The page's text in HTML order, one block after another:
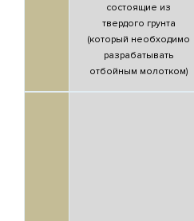
состоящие из
твердого грунта
(который необходимо
разрабатывать
отбойным молотком)